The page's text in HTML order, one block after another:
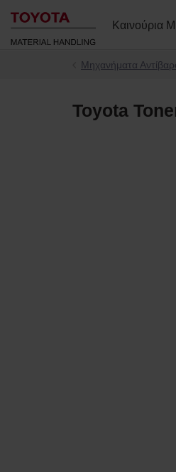
Καινούρια
Μηχανήματα
Toyota